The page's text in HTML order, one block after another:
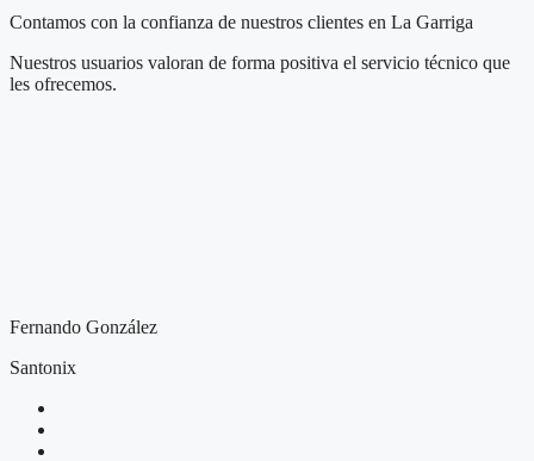
Contamos con la confianza de nuestros clientes en La Garriga
Nuestros usuarios valoran de forma positiva el servicio técnico que
les ofrecemos.
Fernando González
Santonix